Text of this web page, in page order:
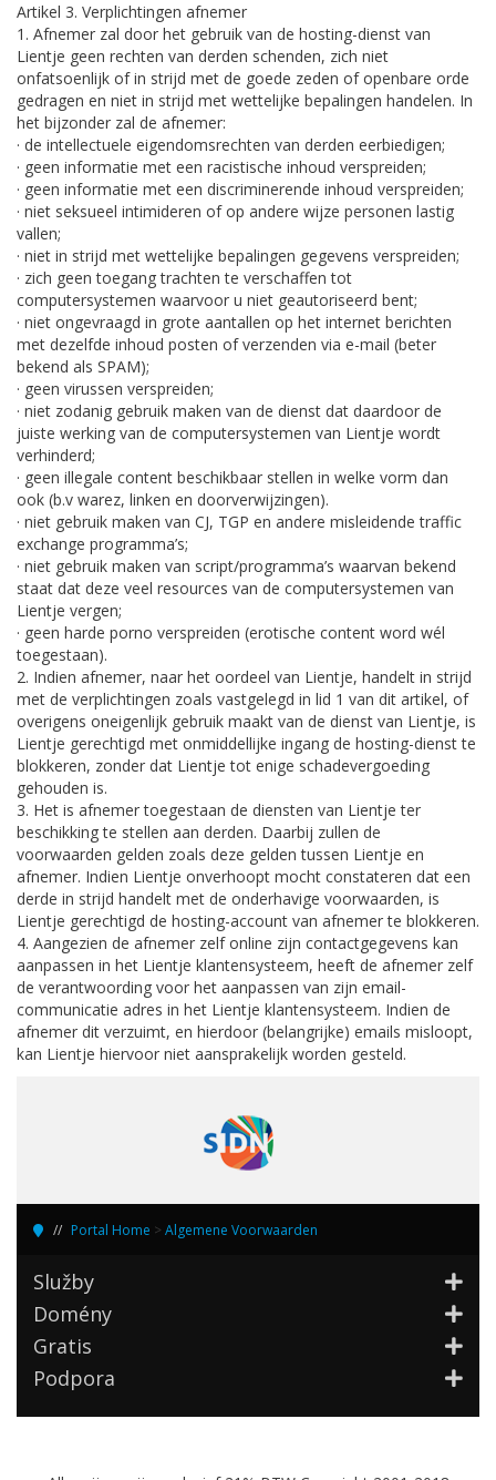
Artikel 3. Verplichtingen afnemer
1. Afnemer zal door het gebruik van de hosting-dienst van
Lientje geen rechten van derden schenden, zich niet
onfatsoenlijk of in strijd met de goede zeden of openbare orde
gedragen en niet in strijd met wettelijke bepalingen handelen. In
het bijzonder zal de afnemer:
· de intellectuele eigendomsrechten van derden eerbiedigen;
· geen informatie met een racistische inhoud verspreiden;
· geen informatie met een discriminerende inhoud verspreiden;
· niet seksueel intimideren of op andere wijze personen lastig
vallen;
· niet in strijd met wettelijke bepalingen gegevens verspreiden;
· zich geen toegang trachten te verschaffen tot
computersystemen waarvoor u niet geautoriseerd bent;
· niet ongevraagd in grote aantallen op het internet berichten
met dezelfde inhoud posten of verzenden via e-mail (beter
bekend als SPAM);
· geen virussen verspreiden;
· niet zodanig gebruik maken van de dienst dat daardoor de
juiste werking van de computersystemen van Lientje wordt
verhinderd;
· geen illegale content beschikbaar stellen in welke vorm dan
ook (b.v warez, linken en doorverwijzingen).
· niet gebruik maken van CJ, TGP en andere misleidende traffic
exchange programma’s;
· niet gebruik maken van script/programma’s waarvan bekend
staat dat deze veel resources van de computersystemen van
Lientje vergen;
· geen harde porno verspreiden (erotische content word wél
toegestaan).
2. Indien afnemer, naar het oordeel van Lientje, handelt in strijd
met de verplichtingen zoals vastgelegd in lid 1 van dit artikel, of
overigens oneigenlijk gebruik maakt van de dienst van Lientje, is
Lientje gerechtigd met onmiddellijke ingang de hosting-dienst te
blokkeren, zonder dat Lientje tot enige schadevergoeding
gehouden is.
3. Het is afnemer toegestaan de diensten van Lientje ter
beschikking te stellen aan derden. Daarbij zullen de
voorwaarden gelden zoals deze gelden tussen Lientje en
afnemer. Indien Lientje onverhoopt mocht constateren dat een
derde in strijd handelt met de onderhavige voorwaarden, is
Lientje gerechtigd de hosting-account van afnemer te blokkeren.
4. Aangezien de afnemer zelf online zijn contactgegevens kan
aanpassen in het Lientje klantensysteem, heeft de afnemer zelf
de verantwoording voor het aanpassen van zijn email-
communicatie adres in het Lientje klantensysteem. Indien de
afnemer dit verzuimt, en hierdoor (belangrijke) emails misloopt,
kan Lientje hiervoor niet aansprakelijk worden gesteld.
Portal Home > Algemene Voorwaarden
Služby
Domény
Gratis
Podpora